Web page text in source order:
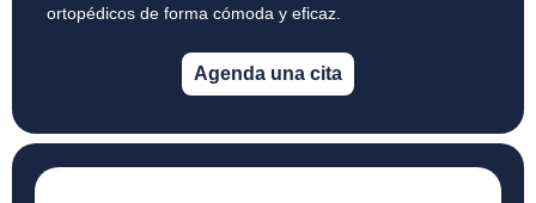
ortopédicos de forma cómoda y eficaz.
Agenda una cita